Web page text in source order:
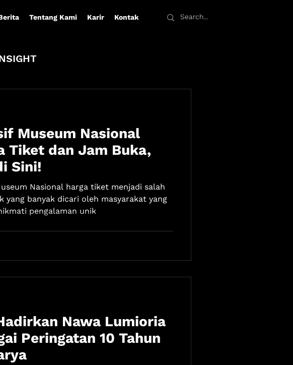
Tentang Kami Karir Kontak
Museum Nasional
Tiket dan Jam Buka,
Sini!
Nasional harga tiket menjadi salah
yang banyak dicari oleh masyarakat yang
pengalaman unik
Nawa Lumioria
Peringatan 10 Tahun